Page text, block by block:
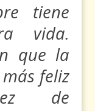
tiene
vida.
que la
feliz
de